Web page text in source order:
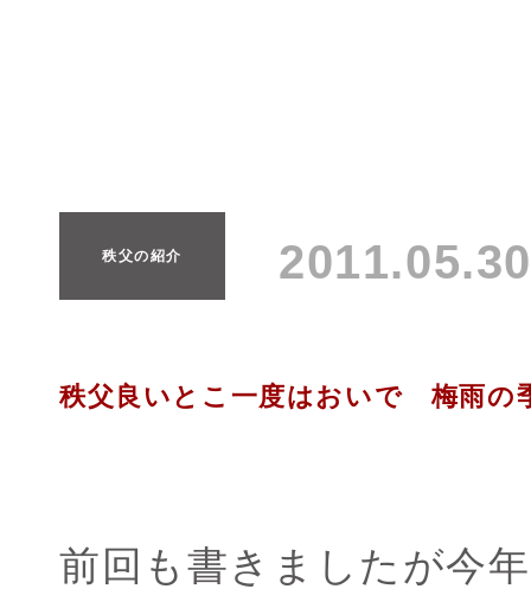
秩父の紹介
秩父良いとこ一度はおいで 梅雨の
前回も書きましたが今